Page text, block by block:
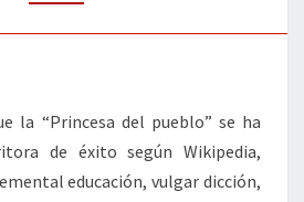
la “Princesa del pueblo” se ha
de éxito según Wikipedia,
educación, vulgar dicción,